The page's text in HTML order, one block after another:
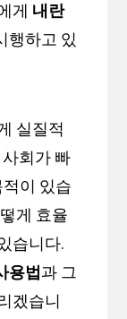
게 내란
행하고 있
실질적
회가 빠
이 있습
게 효율
습니다.
용법 과 그
겠습니